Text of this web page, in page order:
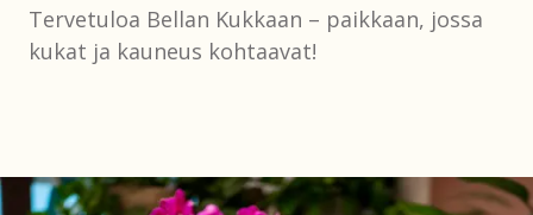
Tervetuloa Bellan Kukkaan – paikkaan, jossa
kukat ja kauneus kohtaavat!